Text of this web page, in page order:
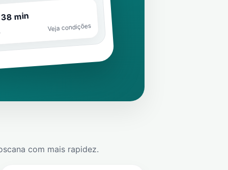
min
Veja condições
com mais rapidez.